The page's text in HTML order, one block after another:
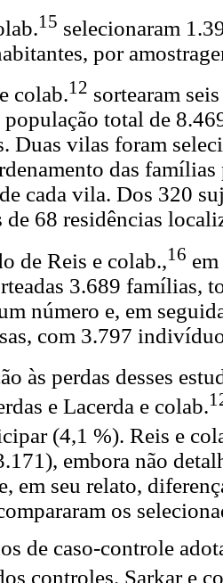
15 selecionaram
por
colab.12 sortearam
população total de
Duas vilas foram
das
cada vila. Dos 320
de 68 residências
de Reis e colab.,16
3.689 famílias,
número e, em
com 3.797
às perdas desses
e Lacerda e colab.
(4,1 %). Reis e
embora não
em seu relato,
os
de caso-controle
controles. Sarkar e